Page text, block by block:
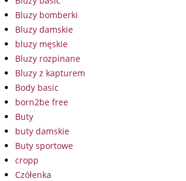
Bluzy bomberki
Bluzy damskie
bluzy męskie
Bluzy rozpinane
Bluzy z kapturem
Body basic
born2be free
Buty
buty damskie
Buty sportowe
cropp
Czółenka